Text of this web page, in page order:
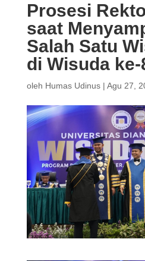
Prosesi
saat
Salah Satu
di Wisuda
oleh Humas Udinus| Agu 27,